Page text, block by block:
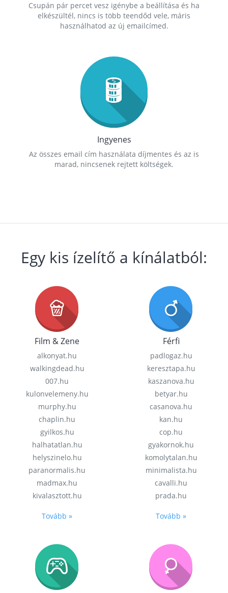
Csupán pár percet vesz igénybe a beállítása és ha
elkészültél, nincs is több teendőd vele, máris
használhatod az új emailcímed.
Ingyenes
Az összes email cím használata díjmentes és az is
marad, nincsenek rejtett költségek.
Egy kis ízelítő a kínálatból:
Film & Zene
alkonyat.hu
walkingdead.hu
007.hu
kulonvelemeny.hu
murphy.hu
chaplin.hu
gyilkos.hu
halhatatlan.hu
helyszinelo.hu
paranormalis.hu
madmax.hu
kivalasztott.hu
Tovább »
Férfi
padlogaz.hu
keresztapa.hu
kaszanova.hu
betyar.hu
casanova.hu
kan.hu
cop.hu
gyakornok.hu
komolytalan.hu
minimalista.hu
cavalli.hu
prada.hu
Tovább »